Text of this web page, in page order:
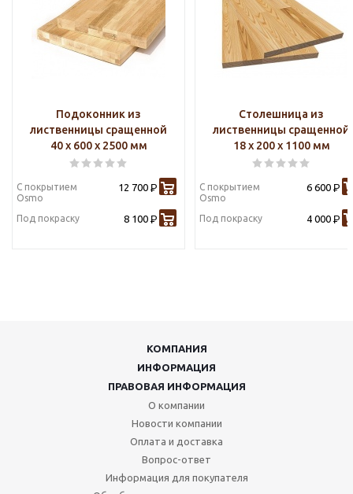
Подоконник из
лиственницы сращенной
40 х 600 х 2500 мм
С покрытием
Osmo
12 700 Р
Под покраску 8 100 Р
Столешница из
лиственницы сращенной
18 х 200 х 1100 мм
С покрытием
Osmo
6 600 Р
Под покраску 4 000 Р
КОМПАНИЯ
ИНФОРМАЦИЯ
ПРАВОВАЯ ИНФОРМАЦИЯ
О компании
Новости компании
Оплата и доставка
Вопрос-ответ
Информация для покупателя